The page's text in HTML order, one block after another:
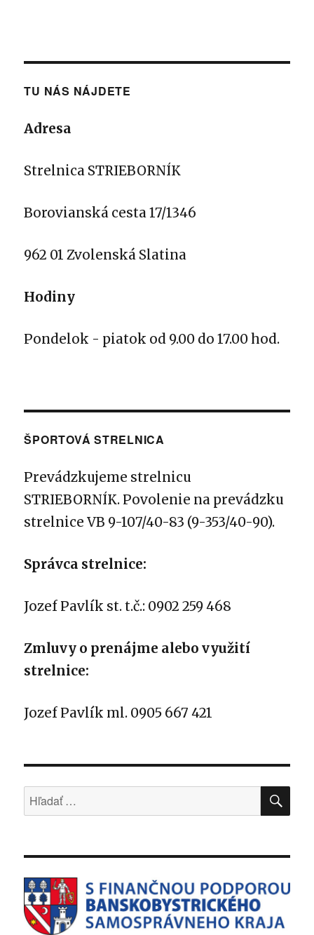
TU NÁS NÁJDETE
Adresa
Strelnica STRIEBORNÍK
Borovianská cesta 17/1346
962 01 Zvolenská Slatina
Hodiny
Pondelok - piatok od 9.00 do 17.00 hod.
ŠPORTOVÁ STRELNICA
Prevádzkujeme strelnicu
STRIEBORNÍK. Povolenie na prevádzku
strelnice VB 9-107/40-83 (9-353/40-90).
Správca strelnice:
Jozef Pavlík st. t.č.: 0902 259 468
Zmluvy o prenájme alebo využití
strelnice:
Jozef Pavlík ml. 0905 667 421
Hľadať: